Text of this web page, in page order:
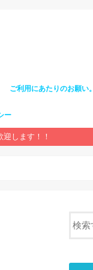
ご利用にあたりのお願い。
ー
します！！